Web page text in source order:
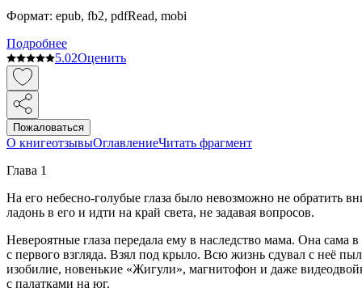
Формат: epub, fb2, pdfRead, mobi
Подробнее
5.02Оценить
Пожаловаться
О книгеотзывыОглавлениеЧитать фрагмент
Глава 1
На его небесно-голубые глаза было невозможно не обратить
ладонь в его и идти на край света, не задавая вопросов.
Невероятные глаза передала ему в наследство мама. Она
с первого взгляда. Взял под крыло. Всю жизнь сдувал с неё
изобилие, новенькие «Жигули», магнитофон и даже
с палатками на юг.